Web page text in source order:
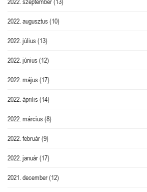
2022. augusztus(10)
2022. július(13)
2022. június(12)
2022. május(17)
2022. április(14)
2022. március(8)
2022. február(9)
2022. január(17)
2021. december(12)